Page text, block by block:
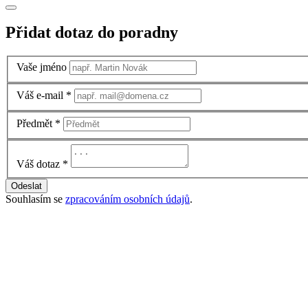
Přidat dotaz do poradny
Vaše jméno
Váš e-mail *
Předmět *
Váš dotaz *
Odeslat
Souhlasím se zpracováním osobních údajů.